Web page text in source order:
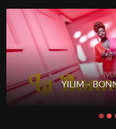
RAP
YILIM -